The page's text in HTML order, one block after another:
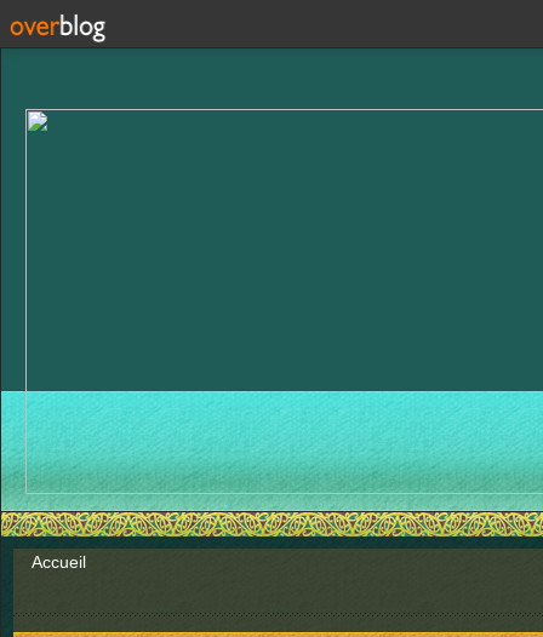
Accueil